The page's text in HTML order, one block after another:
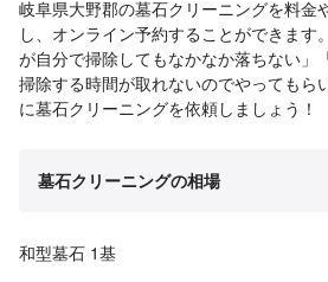
岐阜県大野郡の墓石クリーニングを料金
し、オンライン予約することができます
が自分で掃除してもなかなか落ちない」
掃除する時間が取れないのでやってもら
に墓石クリーニングを依頼しましょう！
墓石クリーニングの相場
和型墓石 1基